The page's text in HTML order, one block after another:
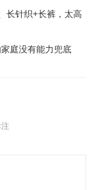
长针织+长裤，太高
庭没有能力兜底